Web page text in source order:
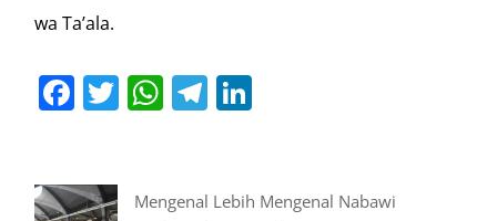
wa Ta’ala.
Facebook
Twitter
WhatsApp
Telegram
Mengenal Lebih Mengenal Nabawi